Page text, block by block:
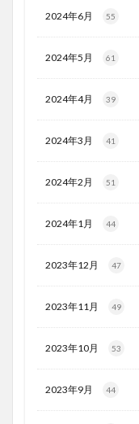
2024年6月 55
2024年5月 61
2024年4月 39
2024年3月 41
2024年2月 51
2024年1月 44
2023年12月 47
2023年11月 49
2023年10月 53
2023年9月 44